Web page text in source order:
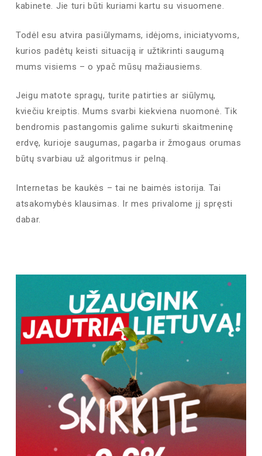
kabinete. Jie turi būti kuriami kartu su visuomene.
Todėl esu atvira pasiūlymams, idėjoms, iniciatyvoms,
kurios padėtų keisti situaciją ir užtikrinti saugumą
mums visiems – o ypač mūsų mažiausiems.
Jeigu matote spragų, turite patirties ar siūlymų,
kviečiu kreiptis. Mums svarbi kiekviena nuomonė. Tik
bendromis pastangomis galime sukurti skaitmeninę
erdvę, kurioje saugumas, pagarba ir žmogaus orumas
būtų svarbiau už algoritmus ir pelną.
Internetas be kaukės – tai ne baimės istorija. Tai
atsakomybės klausimas. Ir mes privalome jį spręsti
dabar.